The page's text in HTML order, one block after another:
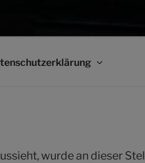
wurde an dieser